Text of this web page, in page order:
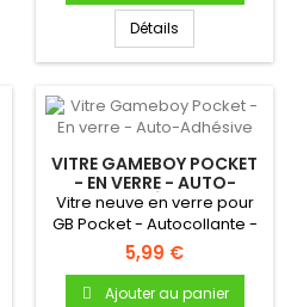
Détails
VITRE GAMEBOY POCKET
- EN VERRE - AUTO-
ADHÉSIVE
Vitre neuve en verre pour
GB Pocket - Autocollante -
Uniquement pour
Gameboy...
5,99 €
Ajouter au panier